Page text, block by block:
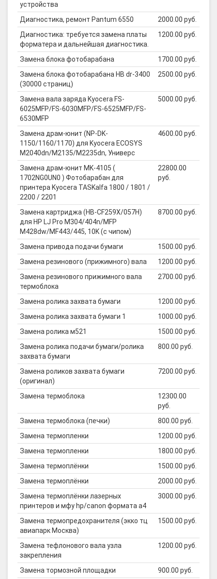
устройства
Диагностика, ремонт Pantum 6550
2000.00 руб.
Диагностика: требуется замена платы
форматера и дальнейшая диагностика.
1200.00 руб.
Замена блока фотобарабана
1700.00 руб.
Замена блока фотобарабана HB dr-3400
(30000 страниц)
2500.00 руб.
Замена вала заряда Kyocera FS-
6025MFP/FS-6030MFP/FS-6525MFP/FS-
6530MFP
5000.00 руб.
Замена драм-юнит (NP-DK-
1150/1160/1170) для Kyocera ECOSYS
M2040dn/M2135/M2235dn, Универс
4600.00 руб.
Замена драм-юнит MK-4105 (
1702NG0UN0 ) Фотобарабан для
принтера Kyocera TASKalfa 1800 / 1801 /
2200 / 2201
22800.00
руб.
Замена картриджа (HB-CF259X/057H)
для HP LJ Pro M304/404n/MFP
M428dw/MF443/445, 10K (с чипом)
8700.00 руб.
Замена привода подачи бумаги
1500.00 руб.
Замена резинового (прижимного) вала
1200.00 руб.
Замена резинового прижимного вала
термоблока
2700.00 руб.
Замена ролика захвата бумаги
1200.00 руб.
Замена ролика захвата бумаги 1
1000.00 руб.
Замена ролика м521
1500.00 руб.
Замена ролика подачи бумаги/ролика
захвата бумаги
800.00 руб.
Замена роликов захвата бумаги
(оригинал)
7200.00 руб.
Замена термоблока
12300.00
руб.
Замена термоблока (печки)
800.00 руб.
Замена термопленки
1200.00 руб.
Замена термопленки
1800.00 руб.
Замена термоплёнки
1500.00 руб.
Замена термоплёнки
2000.00 руб.
Замена термоплёнки лазерных
принтеров и мфу hp/canon формата а4
3000.00 руб.
Замена термопредохранителя (экко тц
авиапарк Москва)
1500.00 руб.
Замена тефлонового вала узла
закрепления
1200.00 руб.
Замена тормозной площадки 900.00 руб.